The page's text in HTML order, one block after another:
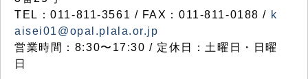
TEL：011-811-3561 / FAX：011-811-0188 / k
aisei01@opal.plala.or.jp
営業時間：8:30〜17:30 / 定休日：土曜日・日曜
日